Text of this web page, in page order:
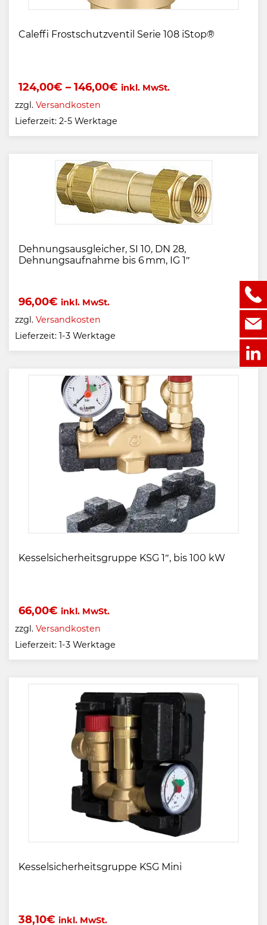
Caleffi Frostschutzventil Serie 108 iStop®
124,00€ – 146,00€ inkl. MwSt.
zzgl. Versandkosten
Lieferzeit: 2-5 Werktage
Dehnungsausgleicher, SI 10, DN 28,
Dehnungsaufnahme bis 6 mm, IG 1″
96,00€ inkl. MwSt.
zzgl. Versandkosten
Lieferzeit: 1-3 Werktage
Kesselsicherheitsgruppe KSG 1″, bis 100 kW
66,00€ inkl. MwSt.
zzgl. Versandkosten
Lieferzeit: 1-3 Werktage
Kesselsicherheitsgruppe KSG Mini
38,10€ inkl. MwSt.